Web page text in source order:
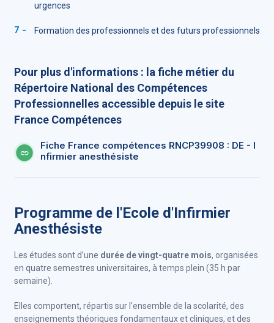
urgences
Formation des professionnels et des futurs professionnels
Pour plus d'informations : la fiche métier du
Répertoire National des Compétences
Professionnelles accessible depuis le site
France Compétences
Fiche France compétences RNCP39908 : DE - I
nfirmier anesthésiste
Programme de l'Ecole d'Infirmier
Anesthésiste
Les études sont d’une durée de vingt-quatre mois, organisées
en quatre semestres universitaires, à temps plein (35 h par
semaine).
Elles comportent, répartis sur l’ensemble de la scolarité, des
enseignements théoriques fondamentaux et cliniques, et des